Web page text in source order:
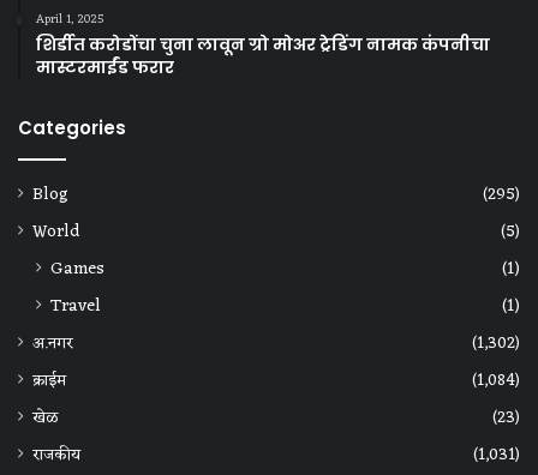
April 1, 2025
शिर्डीत करोडोंचा चुना लावून ग्रो मोअर ट्रेडिंग नामक कंपनीचा
मास्टरमाईंड फरार
Categories
Blog
(295)
World
(5)
Games
(1)
Travel
(1)
अ.नगर
(1,302)
क्राईम
(1,084)
खेळ
(23)
राजकीय
(1,031)